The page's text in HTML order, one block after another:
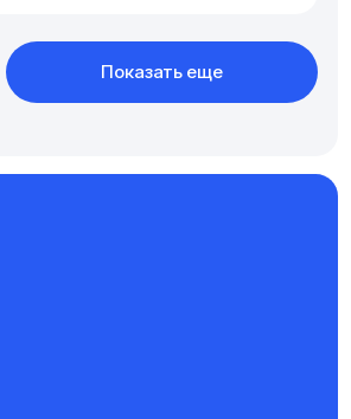
Показать еще